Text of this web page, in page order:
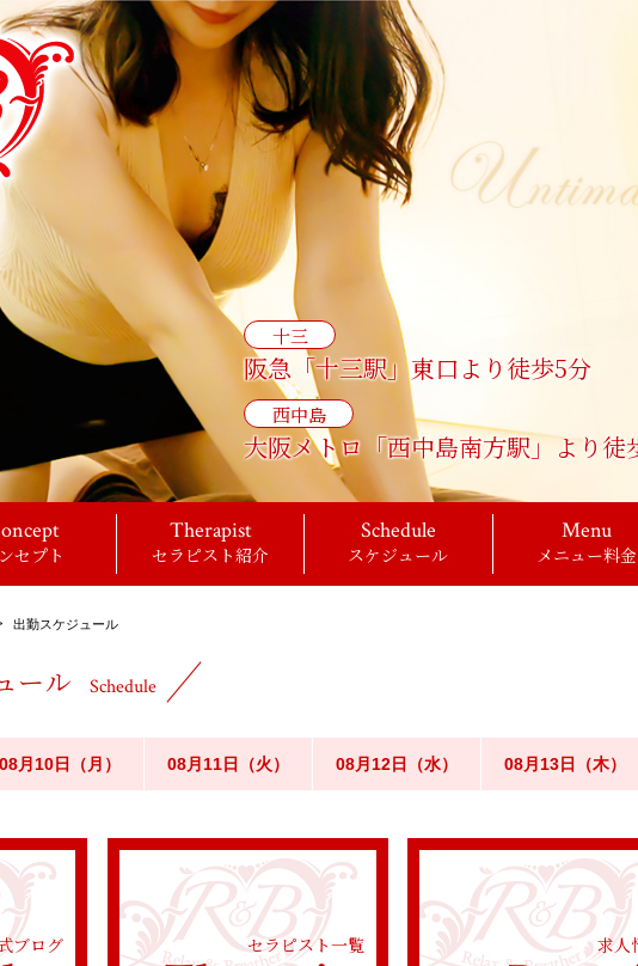
十三
阪急「十三駅」東口より徒歩5分
西中島
大阪メトロ「西中島南方駅」より徒
セプト
Therapist
セラピスト紹介
Schedule
スケジュール
Menu
メニュー料金
出勤スケジュール
ール Schedule
08月10日（月） 08月11日（火） 08月12日（水） 08月13日（木）
ブログ セラピスト一覧 求人